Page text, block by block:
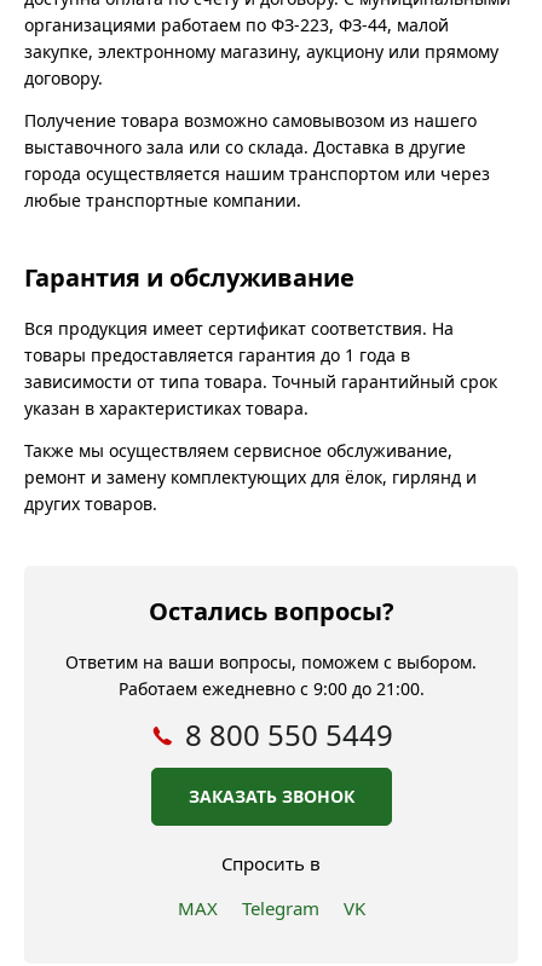
организациями работаем по ФЗ-223, ФЗ-44, малой
закупке, электронному магазину, аукциону или прямому
договору.
Получение товара возможно самовывозом из нашего
выставочного зала или со склада. Доставка в другие
города осуществляется нашим транспортом или через
любые транспортные компании.
Гарантия и обслуживание
Вся продукция имеет сертификат соответствия. На
товары предоставляется гарантия до 1 года в
зависимости от типа товара. Точный гарантийный срок
указан в характеристиках товара.
Также мы осуществляем сервисное обслуживание,
ремонт и замену комплектующих для ёлок, гирлянд и
других товаров.
Остались вопросы?
Ответим на ваши вопросы, поможем с выбором.
Работаем ежедневно с 9:00 до 21:00.
8 800 550 5449
ЗАКАЗАТЬ ЗВОНОК
Спросить в
MAX
Telegram VK